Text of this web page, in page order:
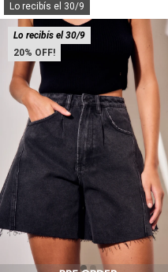
Lo recibís el 30/9
20
Lo recibís el 30/9
Talle